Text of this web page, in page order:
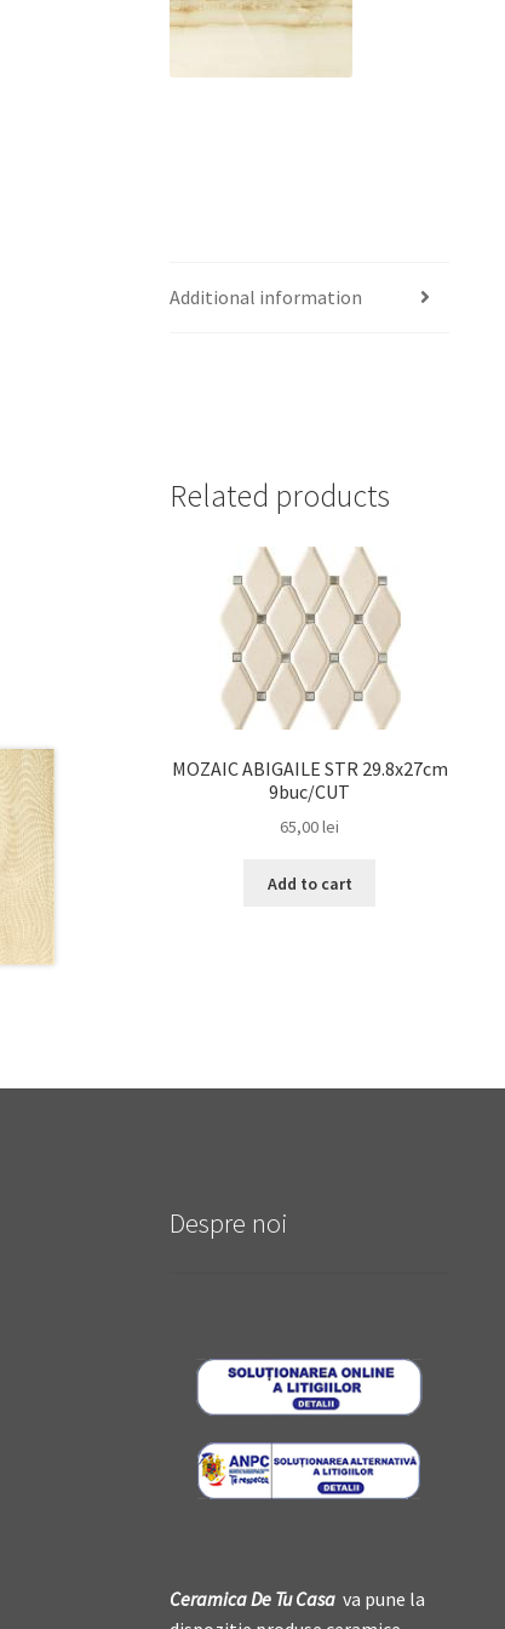
Additional information
Related products
MOZAIC ABIGAILE STR 29.8x27cm
9buc/CUT
65,00lei
Add to cart
Despre noi
Ceramica De Tu Casa va pune la